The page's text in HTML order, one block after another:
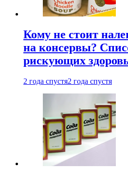
Кому не стоит
на консервы?
рискующих
2 года спустя2 года спустя